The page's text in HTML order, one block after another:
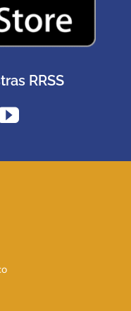
RRSS